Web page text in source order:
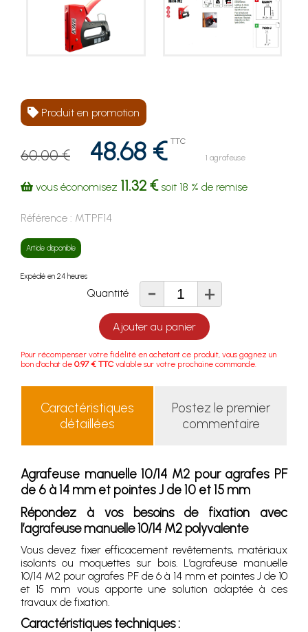
Produit en promotion
60.00 € 48.68 € TTC
1 agrafeuse
vous économisez 11.32 €soit 18 % de remise
Référence : MTPF14
Article disponible
Expédié en 24 heures
Quantité - +
Ajouter au panier
Pour récompenser votre fidélité en achetant ce produit, vous gagnez un
bon d'achat de 0.97 € TTC valable sur votre prochaine commande.
Caractéristiques
détaillées
Postez le premier
commentaire
Agrafeuse manuelle 10/14 M2 pour agrafes PF
de 6 à 14 mm et pointes J de 10 et 15 mm
Répondez à vos besoins de fixation avec
l’agrafeuse manuelle 10/14 M2 polyvalente
Vous devez fixer efficacement revêtements, matériaux
isolants ou moquettes sur bois. L’agrafeuse manuelle
10/14 M2 pour agrafes PF de 6 à 14 mm et pointes J de 10
et 15 mm vous apporte une solution adaptée à ces
travaux de fixation.
Caractéristiques techniques :